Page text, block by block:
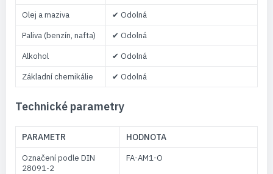
Olej a maziva
✔ Odolná
Paliva (benzín, nafta)
✔ Odolná
Alkohol
✔ Odolná
Základní chemikálie
✔ Odolná
Technické parametry
PARAMETR HODNOTA
Označení podle DIN
28091-2
FA-AM1-O